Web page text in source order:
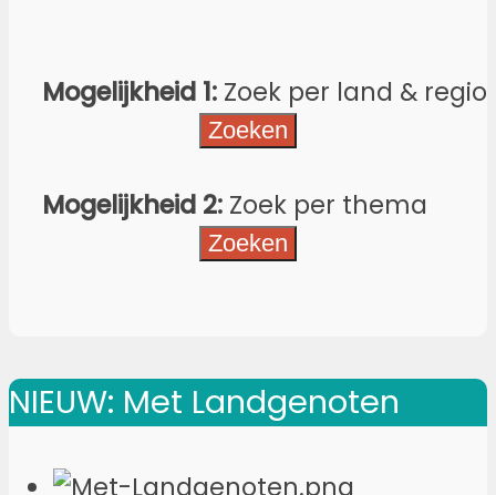
Mogelijkheid 1: Zoek per land & regio
Mogelijkheid 2: Zoek per thema
NIEUW: Met Landgenoten